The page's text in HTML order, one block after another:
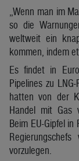
„Wenn man im
so die
weltweit ein
kommen, indem
Es findet in
Pipelines zu
hatten von der
Handel mit Gas
Beim EU-Gipfel
vorzulegen.